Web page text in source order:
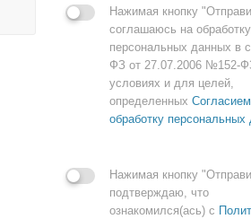
Нажимая кнопку
соглашаюсь на
персональных данных в
ФЗ от 27.07.2006 №152-
условиях и для целей,
определенных
обработку персональных
Нажимая кнопку
подтверждаю, что
ознакомился(ась) с